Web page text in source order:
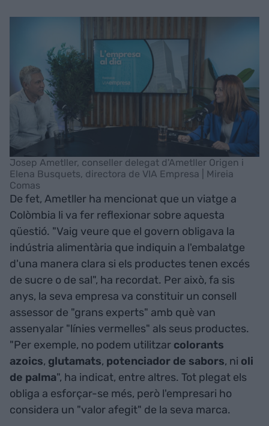
Josep Ametller, conseller delegat d'Ametller Origen i
Elena Busquets, directora de VIA Empresa | Mireia
Comas
De fet, Ametller ha mencionat que un viatge a
Colòmbia li va fer reflexionar sobre aquesta
qüestió. "Vaig veure que el govern obligava la
indústria alimentària que indiquin a l'embalatge
d'una manera clara si els productes tenen excés
de sucre o de sal", ha recordat. Per això, fa sis
anys, la seva empresa va constituir un consell
assessor de "grans experts" amb què van
assenyalar "línies vermelles" als seus productes.
"Per exemple, no podem utilitzar colorants
azoics, glutamats, potenciador de sabors, ni oli
de palma", ha indicat, entre altres. Tot plegat els
obliga a esforçar-se més, però l'empresari ho
considera un "valor afegit" de la seva marca.